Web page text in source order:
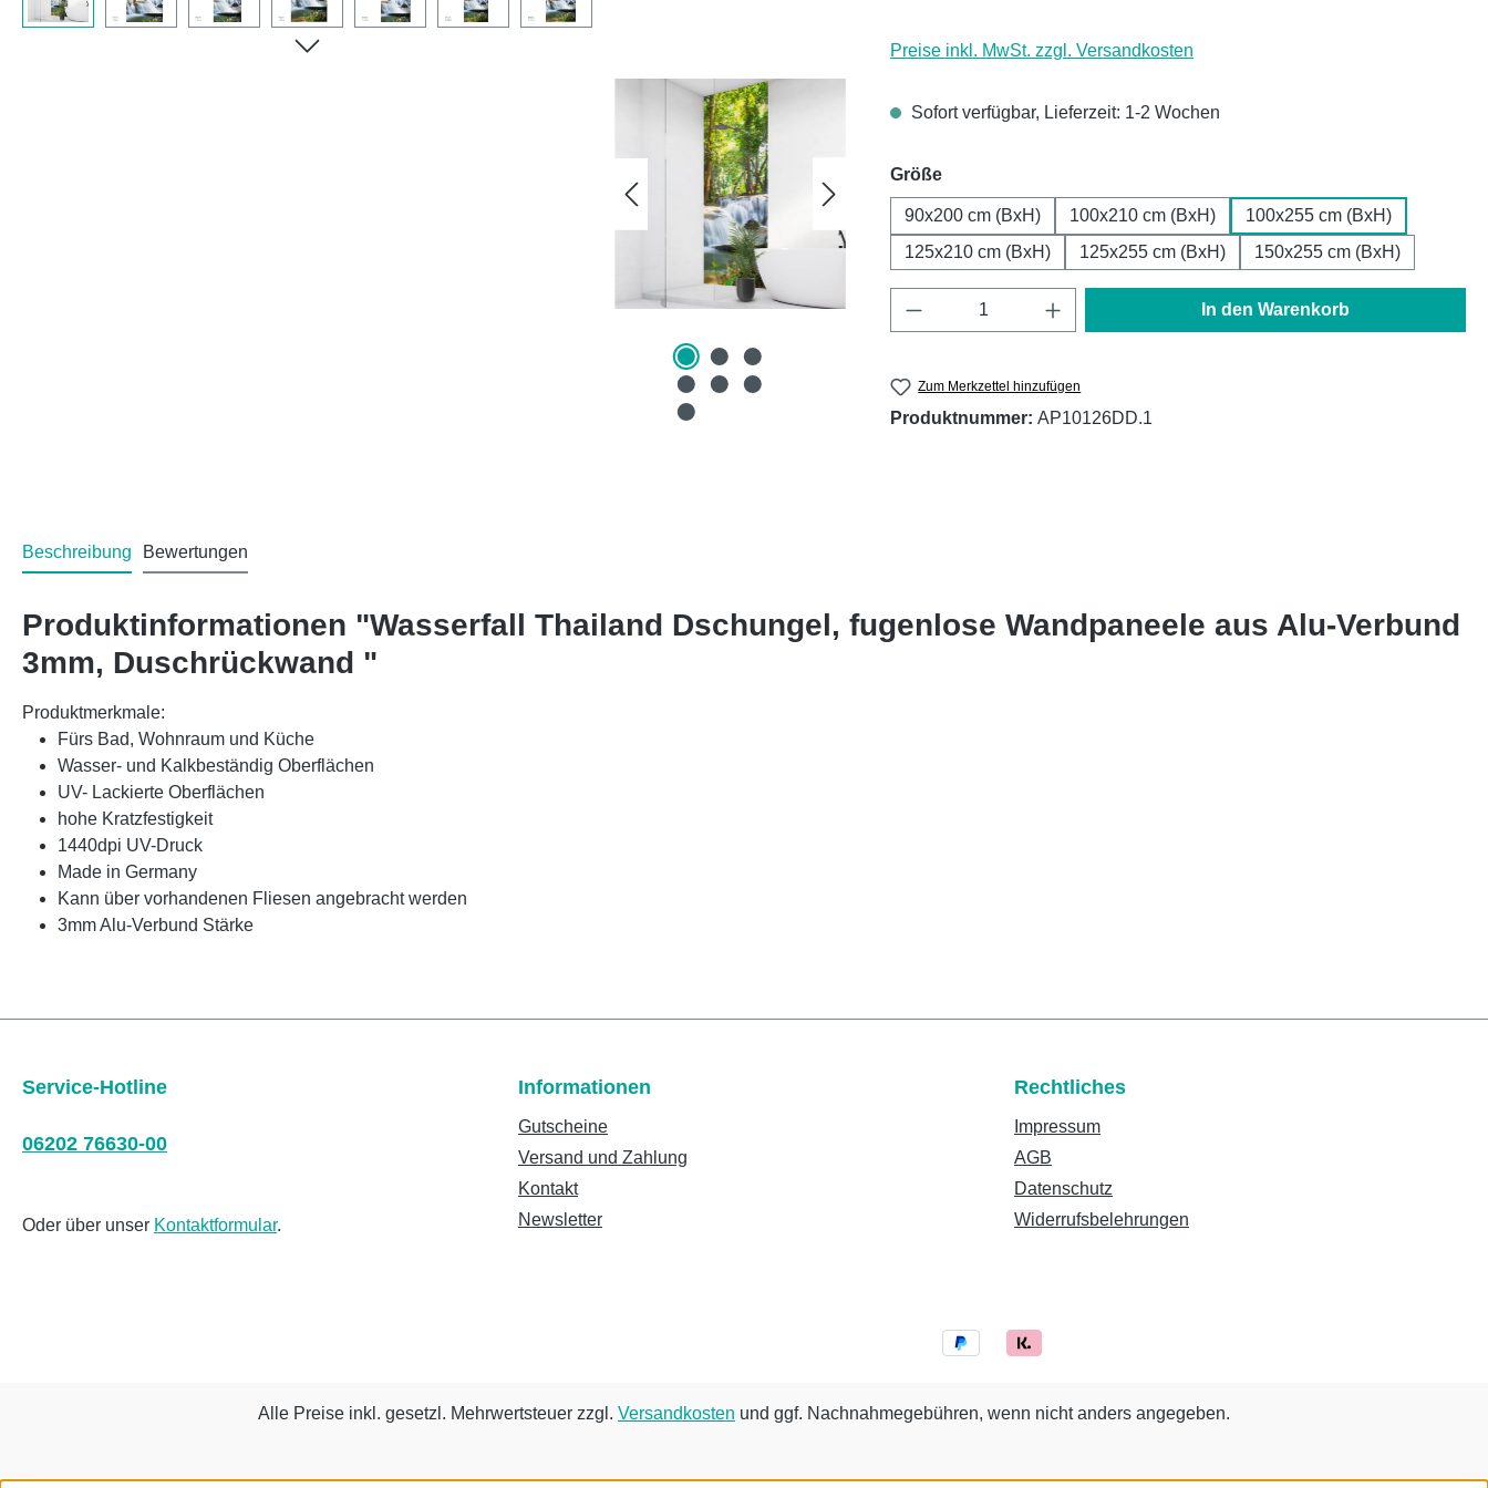
Preise inkl. MwSt. zzgl. Versandkosten
Sofort verfügbar, Lieferzeit: 1-2 Wochen
Größeauswählen
90x200 cm (BxH) 100x210 cm (BxH)
100x255 cm (BxH)
125x210 cm (BxH)
125x255 cm (BxH) 150x255 cm (BxH)
Produkt Anzahl: Gib den gewünschten Wert ein
In den Warenkorb
Zum Merkzettel hinzufügen
Produktnummer: AP10126DD.1
Beschreibung Bewertungen
Produktinformationen "Wasserfall Thailand Dschungel, fugenlose Wandpaneele aus Alu-Verbund
3mm, Duschrückwand "
Produktmerkmale:
Fürs Bad, Wohnraum und Küche
Wasser- und Kalkbeständig Oberflächen
UV- Lackierte Oberflächen
hohe Kratzfestigkeit
1440dpi UV-Druck
Made in Germany
Kann über vorhandenen Fliesen angebracht werden
3mm Alu-Verbund Stärke
Service-Hotline
06202 76630-00
Oder über unser Kontaktformular.
Informationen
Gutscheine
Versand und Zahlung
Kontakt
Newsletter
Rechtliches
Impressum
AGB
Datenschutz
Widerrufsbelehrungen
Alle Preise inkl. gesetzl. Mehrwertsteuer zzgl. Versandkosten und ggf. Nachnahmegebühren, wenn nicht anders angegeben.